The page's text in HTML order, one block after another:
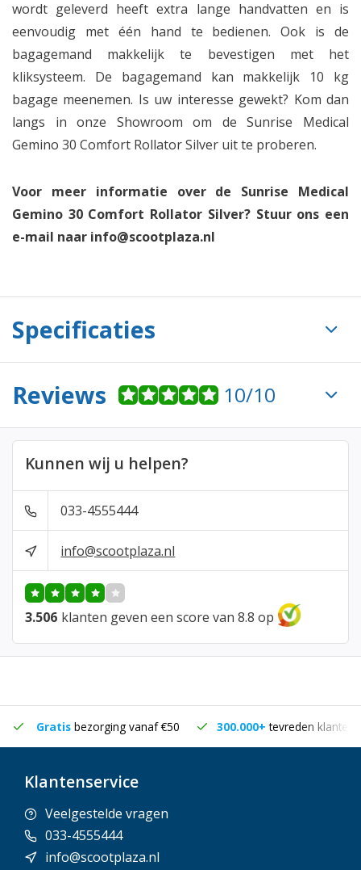
wordt geleverd heeft extra lange handvatten en is
eenvoudig met één hand te bedienen. Ook is de
bagagemand makkelijk te bevestigen met het
kliksysteem. De bagagemand kan makkelijk 10 kg
bagage meenemen. Is uw interesse gewekt? Kom dan
langs in onze Showroom om de Sunrise Medical
Gemino 30 Comfort Rollator Silver uit te proberen.
Voor meer informatie over de Sunrise Medical
Gemino 30 Comfort Rollator Silver? Stuur ons een
e-mail naar info@scootplaza.nl
Specificaties
Reviews 10/10
Kunnen wij u helpen?
033-4555444
info@scootplaza.nl
3.506 klanten geven een score van 8.8 op
Gratis bezorging vanaf €50 300.000+tevreden klanten
Klantenservice
Veelgestelde vragen
033-4555444
info@scootplaza.nl